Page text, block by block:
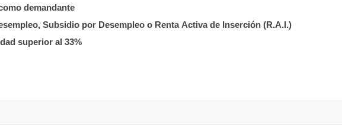
demandante
Subsidio por Desempleo o Renta Activa de Inserción (R.A.I.)
superior al 33%